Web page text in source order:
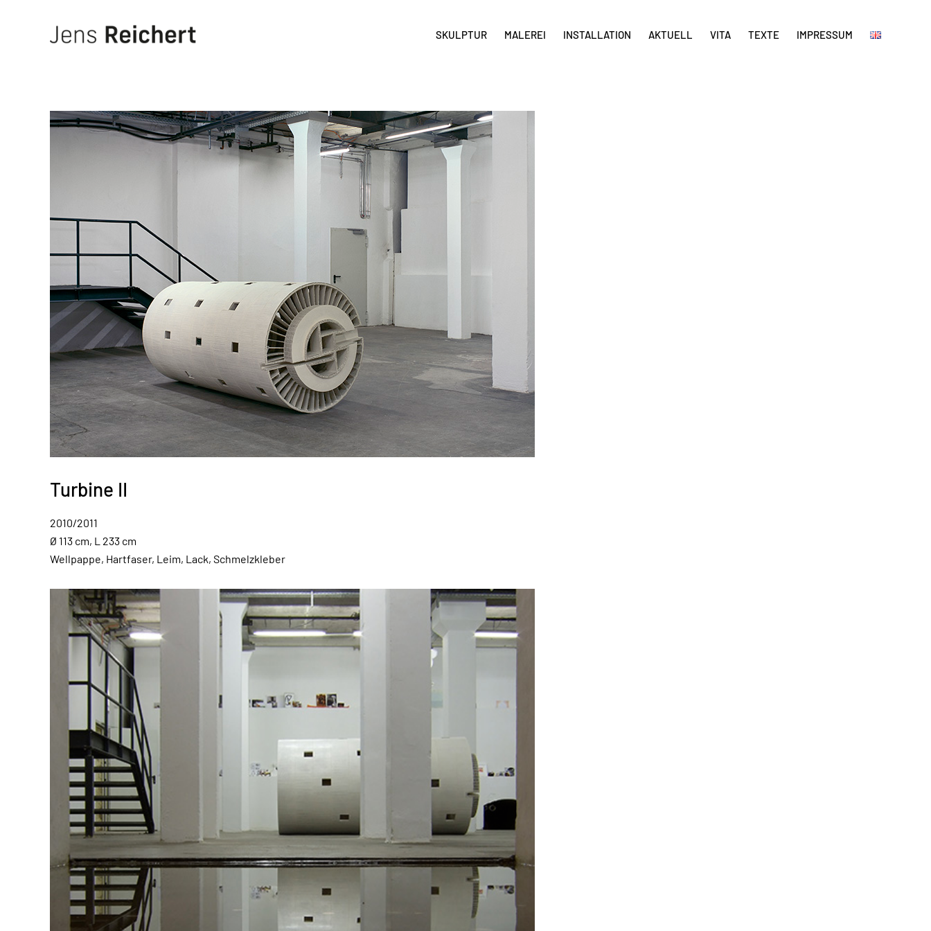
SKULPTUR MALEREI INSTALLATION AKTUELL VITA TEXTE IMPRESSUM
Turbine II
2010/2011
Ø 113 cm, L 233 cm
Wellpappe, Hartfaser, Leim, Lack, Schmelzkleber